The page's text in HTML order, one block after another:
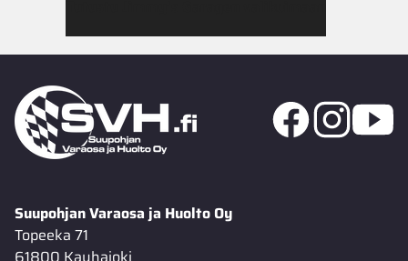
Suupohjan Varaosa ja Huolto Oy
Topeeka 71